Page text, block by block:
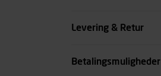
Levering & Retur
Betalingsmuligheder